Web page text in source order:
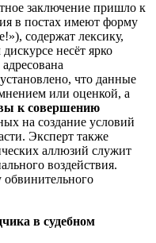
заключение пришло к
в постах имеют форму
содержат лексику,
несёт ярко
что данные
или оценкой, а
к совершению
на создание условий
Эксперт также
аллюзий служит
воздействия.
в судебном